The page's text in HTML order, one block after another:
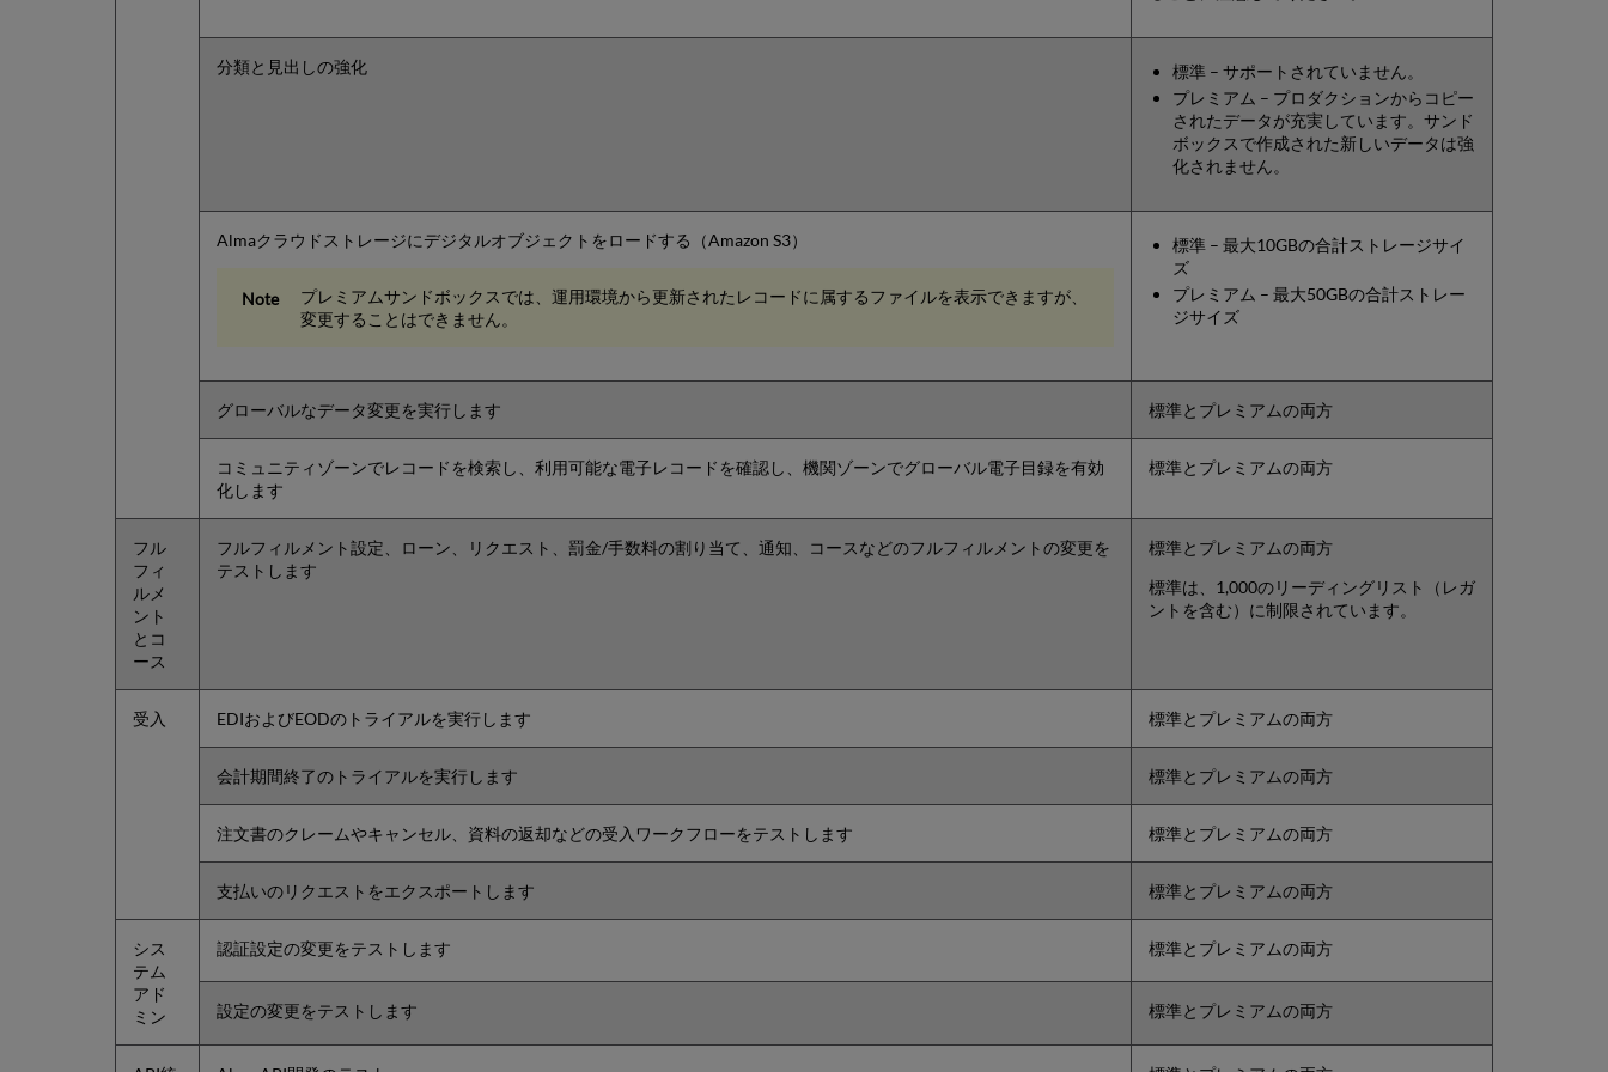
分類と見出しの強化
標準 – サポートされていません。
プレミアム – プロダクションからコピー
されたデータが充実しています。サンド
ボックスで作成された新しいデータは強
化されません。
Almaクラウドストレージにデジタルオブジェクトをロードする（Amazon S3）
プレミアムサンドボックスでは、運用環境から更新されたレコードに属するファイルを表示できますが、
変更することはできません。
標準 – 最大10GBの合計ストレージサイ
ズ
プレミアム – 最大50GBの合計ストレー
ジサイズ
グローバルなデータ変更を実行します 標準とプレミアムの両方
コミュニティゾーンでレコードを検索し、利用可能な電子レコードを確認し、機関ゾーンでグローバル電子目録を有効
化します
標準とプレミアムの両方
フル
フィ
ルメ
ント
とコ
ース
フルフィルメント設定、ローン、リクエスト、罰金/手数料の割り当て、通知、コースなどのフルフィルメントの変更を
テストします
標準とプレミアムの両方
標準は、1,000のリーディングリスト（レガ
ントを含む）に制限されています。
受入 EDIおよびEODのトライアルを実行します 標準とプレミアムの両方
会計期間終了のトライアルを実行します 標準とプレミアムの両方
注文書のクレームやキャンセル、資料の返却などの受入ワークフローをテストします 標準とプレミアムの両方
支払いのリクエストをエクスポートします 標準とプレミアムの両方
シス
テム
アド
ミン
認証設定の変更をテストします 標準とプレミアムの両方
設定の変更をテストします 標準とプレミアムの両方